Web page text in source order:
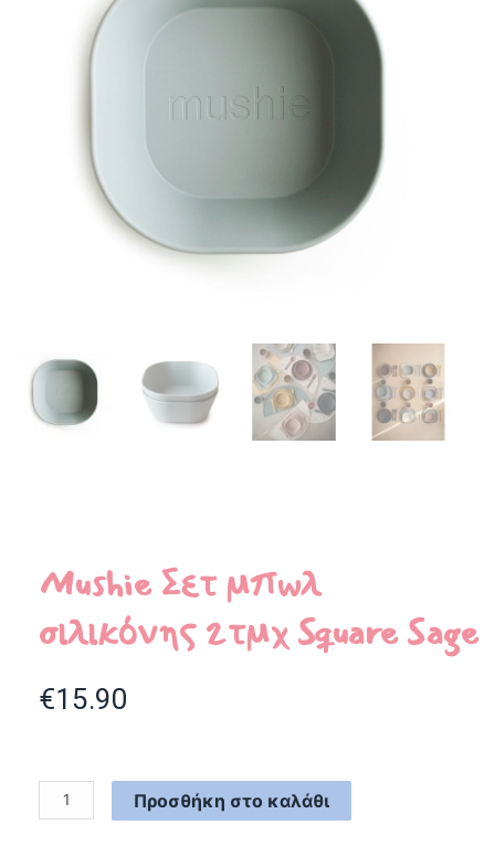
Mushie Σετ μπωλ
σιλικόνης 2τμχ Square Sage
€15.90
Προσθήκη στο καλάθι